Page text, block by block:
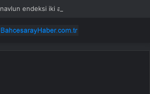
endeksi iki ayın zirvesinde